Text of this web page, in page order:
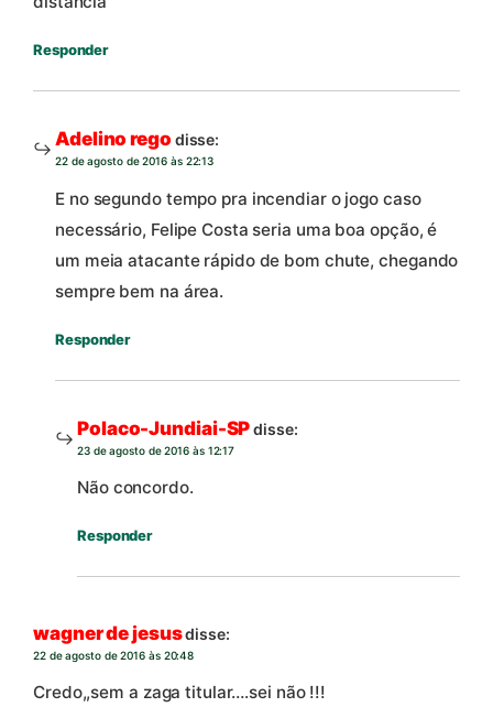
Responder
Adelino rego disse:
22 de agosto de 2016 às 22:13
E no segundo tempo pra incendiar o jogo caso
necessário, Felipe Costa seria uma boa opção, é
um meia atacante rápido de bom chute, chegando
sempre bem na área.
Responder
Polaco-Jundiai-SPdisse:
23 de agosto de 2016 às 12:17
Não concordo.
Responder
wagner de jesusdisse:
22 de agosto de 2016 às 20:48
Credo,,sem a zaga titular….sei não !!!